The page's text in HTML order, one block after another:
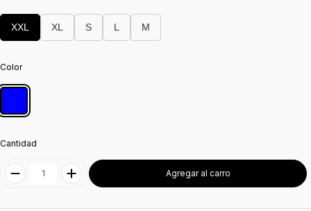
XXL XL S L M
Color
Cantidad
Agregar al carro